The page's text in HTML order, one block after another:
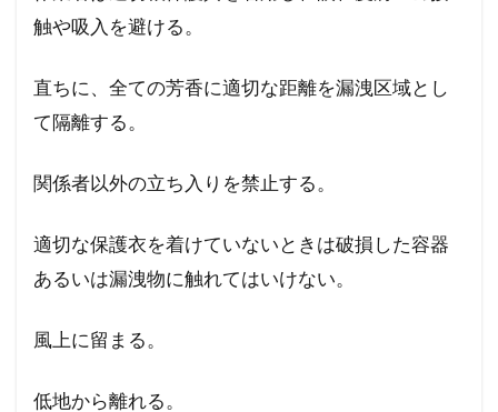
触や吸入を避ける。
直ちに、全ての芳香に適切な距離を漏洩区域とし
て隔離する。
関係者以外の立ち入りを禁止する。
適切な保護衣を着けていないときは破損した容器
あるいは漏洩物に触れてはいけない。
風上に留まる。
低地から離れる。